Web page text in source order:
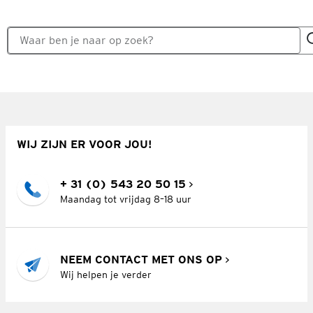
WIJ ZIJN ER VOOR JOU!
+ 31 (0) 543 20 50 15
Maandag tot vrijdag 8–18 uur
NEEM CONTACT MET ONS OP
Wij helpen je verder